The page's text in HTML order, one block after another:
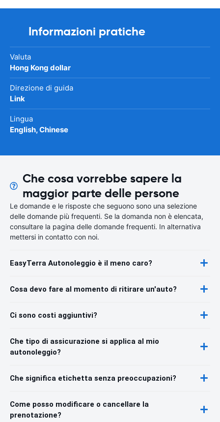
Informazioni pratiche
Valuta
Hong Kong dollar
Direzione di guida
Link
Lingua
English, Chinese
Che cosa vorrebbe sapere la
maggior parte delle persone
Le domande e le risposte che seguono sono una selezione
delle domande più frequenti. Se la domanda non è elencata,
consultare la pagina delle domande frequenti. In alternativa
mettersi in contatto con noi.
EasyTerra Autonoleggio è il meno caro?
Cosa devo fare al momento di ritirare un'auto?
Ci sono costi aggiuntivi?
Che tipo di assicurazione si applica al mio
autonoleggio?
Che significa etichetta senza preoccupazioni?
Come posso modificare o cancellare la
prenotazione?